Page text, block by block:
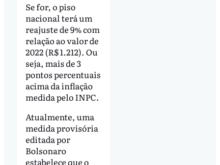
Se for, o piso
nacional terá um
reajuste de 9% com
relação ao valor de
2022 (R$ 1.212). Ou
seja, mais de 3
pontos percentuais
acima da inflação
medida pelo INPC.
Atualmente, uma
medida provisória
editada por
Bolsonaro
estabelece que o